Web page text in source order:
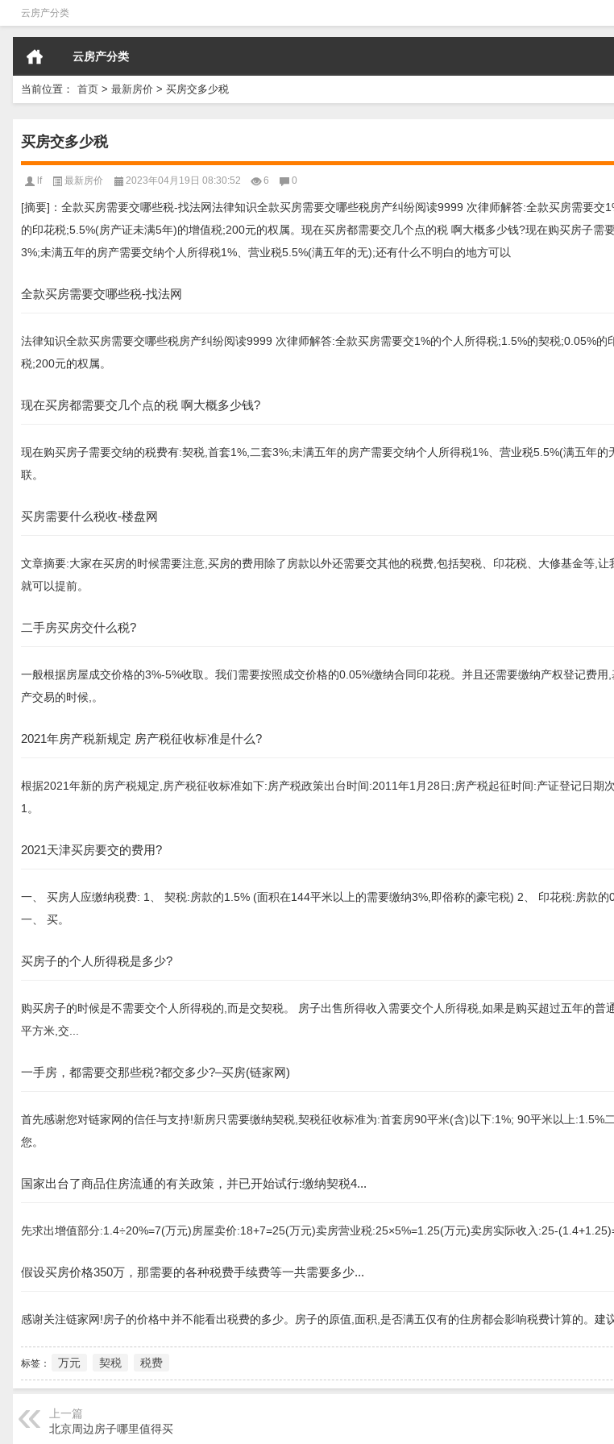
云房产分类
云房产分类
当前位置： 首页 > 最新房价 > 买房交多少税
买房交多少税
lf 最新房价 2023年04月19日 08:30:52 6 0
[摘要]：全款买房需要交哪些税-找法网法律知识全款买房需要交哪些税房产纠纷阅读9999 次律师解答:全款买房需要交
的印花税;5.5%(房产证未满5年)的增值税;200元的权属。现在买房都需要交几个点的税 啊大概多少钱?现在购买房子需
3%;未满五年的房产需要交纳个人所得税1%、营业税5.5%(满五年的无);还有什么不明白的地方可以
全款买房需要交哪些税-找法网
法律知识全款买房需要交哪些税房产纠纷阅读9999 次律师解答:全款买房需要交1%的个人所得税;1.5%的契税;0.05%的
税;200元的权属。
现在买房都需要交几个点的税 啊大概多少钱?
现在购买房子需要交纳的税费有:契税,首套1%,二套3%;未满五年的房产需要交纳个人所得税1%、营业税5.5%(满五年
联。
买房需要什么税收-楼盘网
文章摘要:大家在买房的时候需要注意,买房的费用除了房款以外还需要交其他的税费,包括契税、印花税、大修基金等,
就可以提前。
二手房买房交什么税?
一般根据房屋成交价格的3%-5%收取。我们需要按照成交价格的0.05%缴纳合同印花税。并且还需要缴纳产权登记费
产交易的时候,。
2021年房产税新规定 房产税征收标准是什么?
根据2021年新的房产税规定,房产税征收标准如下:房产税政策出台时间:2011年1月28日;房产税起征时间:产证登记日期
1。
2021天津买房要交的费用?
一、 买房人应缴纳税费: 1、 契税:房款的1.5% (面积在144平米以上的需要缴纳3%,即俗称的豪宅税) 2、 印花税:房款的
一、 买。
买房子的个人所得税是多少?
购买房子的时候是不需要交个人所得税的,而是交契税。 房子出售所得收入需要交个人所得税,如果是购买超过五年的普
平方米,交...
一手房，都需要交那些税?都交多少?–买房(链家网)
首先感谢您对链家网的信任与支持!新房只需要缴纳契税,契税征收标准为:首套房90平米(含)以下:1%; 90平米以上:1.5%
您。
国家出台了商品住房流通的有关政策，并已开始试行:缴纳契税4...
先求出增值部分:1.4÷20%=7(万元)房屋卖价:18+7=25(万元)卖房营业税:25×5%=1.25(万元)卖房实际收入:25-
假设买房价格350万，那需要的各种税费手续费等一共需要多少...
感谢关注链家网!房子的价格中并不能看出税费的多少。房子的原值,面积,是否满五仅有的住房都会影响税费计算的。建
标签： 万元 契税 税费
上一篇
北京周边房子哪里值得买